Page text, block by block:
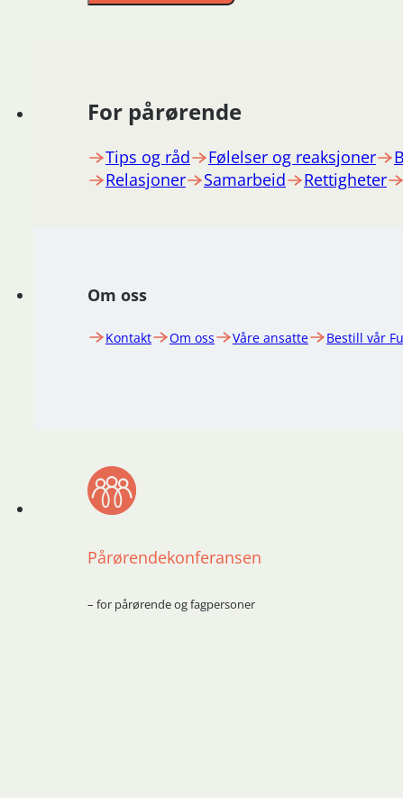
For pårørende
Tips og råd Følelser og reaksjoner
Relasjoner
Samarbeid Rettigheter
Om oss
Kontakt Om oss Våre ansatte Bestill vår
Pårørendekonferansen
– for pårørende og fagpersoner